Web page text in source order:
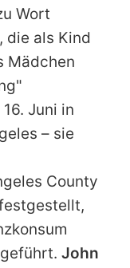
Wort
die als Kind
Mädchen
Juni in
– sie
County
John